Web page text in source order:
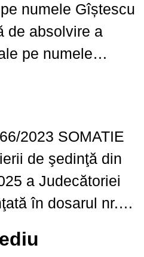
numele Gîștescu
de absolvire a
pe numele
SOMATIE
de şedinţă din
a Judecătoriei
în dosarul nr.
de